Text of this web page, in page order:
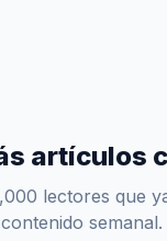
artículos
lectores que
contenido semanal.